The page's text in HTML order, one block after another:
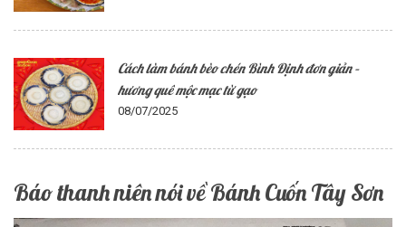
Cách làm bánh bèo chén Bình Định đơn giản –
hương quê mộc mạc từ gạo
08/07/2025
Báo thanh niên nói về Bánh Cuốn Tây Sơn